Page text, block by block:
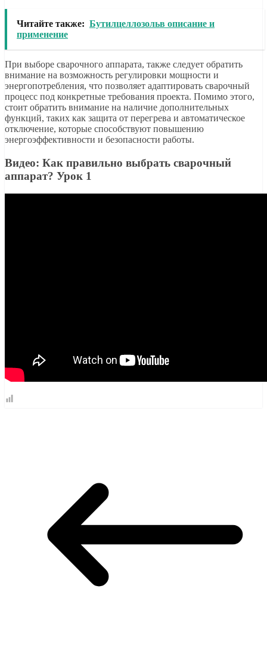
Читайте также: Бутилцеллозольв описание и
применение
При выборе сварочного аппарата, также следует обратить
внимание на возможность регулировки мощности и
энергопотребления, что позволяет адаптировать сварочный
процесс под конкретные требования проекта. Помимо этого,
стоит обратить внимание на наличие дополнительных
функций, таких как защита от перегрева и автоматическое
отключение, которые способствуют повышению
энергоэффективности и безопасности работы.
Видео: Как правильно выбрать сварочный
аппарат? Урок 1